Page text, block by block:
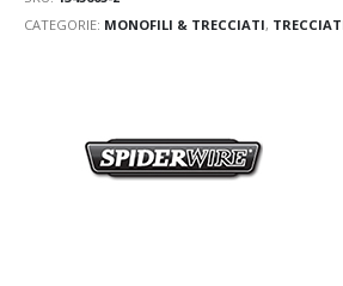
CATEGORIE: MONOFILI & TRECCIATI,